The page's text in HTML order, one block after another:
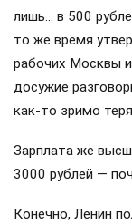
лишь… в 500
то же время
рабочих Москвы
досужие
как-то зримо
Зарплата же
3000 рублей —
Конечно, Ленин